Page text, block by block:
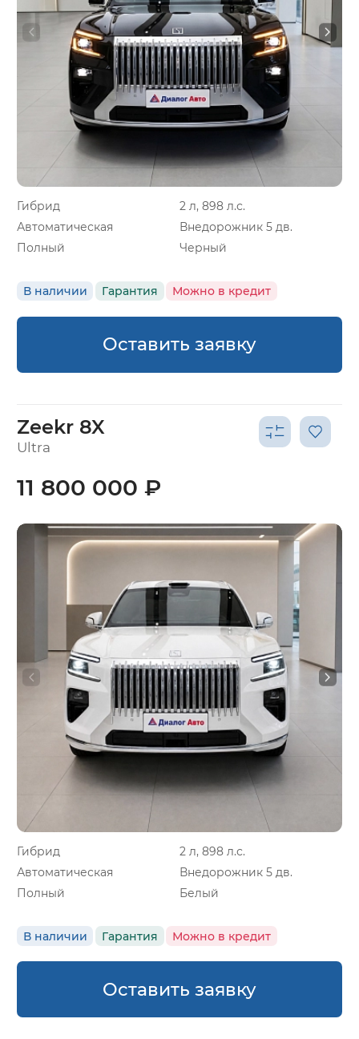
Гибрид
2 л, 898 л.с.
Автоматическая
Внедорожник 5 дв.
Полный
Черный
В наличии Гарантия Можно в кредит
Оставить заявку
Zeekr 8X
Ultra
Гибрид
2 л, 898 л.с.
Автоматическая
Внедорожник 5 дв.
Полный
Белый
В наличии Гарантия Можно в кредит
11 800 000 ₽
Оставить заявку